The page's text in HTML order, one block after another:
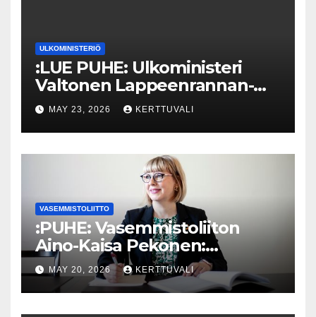
ULKOMINISTERIÖ
:LUE PUHE: Ulkoministeri
Valtonen Lappeenrannan-
Lahden teknillisen yliopiston
kunniatohtoriksi
MAY 23, 2026 KERTTUVALI
VASEMMISTOLIITTO
:PUHE: Vasemmistoliiton
Aino-Kaisa Pekonen:
Eriarvoistumisen
pysäyttäminen luo
turvallisuutta
MAY 20, 2026 KERTTUVALI